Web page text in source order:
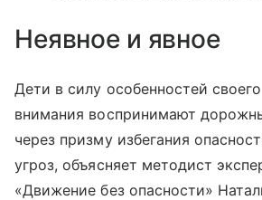
Неявное и явное
Дети в силу особенностей
внимания воспринимают
через призму избегания
угроз, объясняет методист
«Движение без опасности»